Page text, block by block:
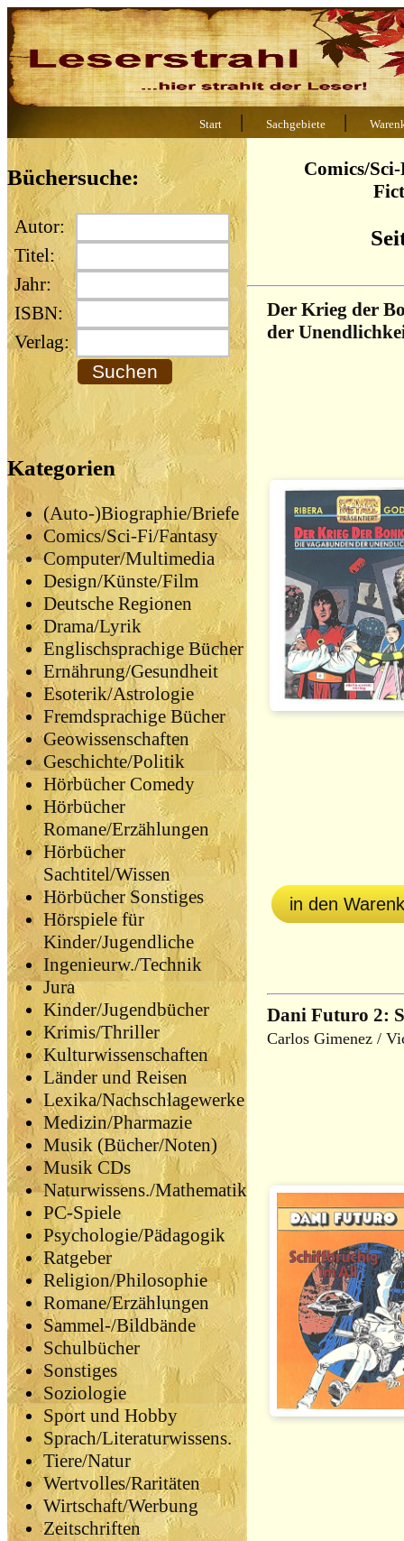
Start | Sachgebiete |
Büchersuche:
Autor:
Titel:
Jahr:
ISBN:
Verlag:
Kategorien
(Auto-)Biographie/Briefe
Comics/Sci-Fi/Fantasy
Computer/Multimedia
Design/Künste/Film
Deutsche Regionen
Drama/Lyrik
Englischsprachige Bücher
Ernährung/Gesundheit
Esoterik/Astrologie
Fremdsprachige Bücher
Geowissenschaften
Geschichte/Politik
Hörbücher Comedy
Hörbücher
Romane/Erzählungen
Hörbücher
Sachtitel/Wissen
Hörbücher Sonstiges
Hörspiele für
Kinder/Jugendliche
Ingenieurw./Technik
Jura
Kinder/Jugendbücher
Krimis/Thriller
Kulturwissenschaften
Länder und Reisen
Lexika/Nachschlagewerke
Medizin/Pharmazie
Musik (Bücher/Noten)
Musik CDs
Naturwissens./Mathematik
PC-Spiele
Psychologie/Pädagogik
Ratgeber
Religion/Philosophie
Romane/Erzählungen
Sammel-/Bildbände
Schulbücher
Sonstiges
Soziologie
Sport und Hobby
Sprach/Literaturwissens.
Tiere/Natur
Wertvolles/Raritäten
Wirtschaft/Werbung
Zeitschriften
Comics/
Der Krieg der
der
in den
Dani Futuro 2:
Carlos Gimenez /